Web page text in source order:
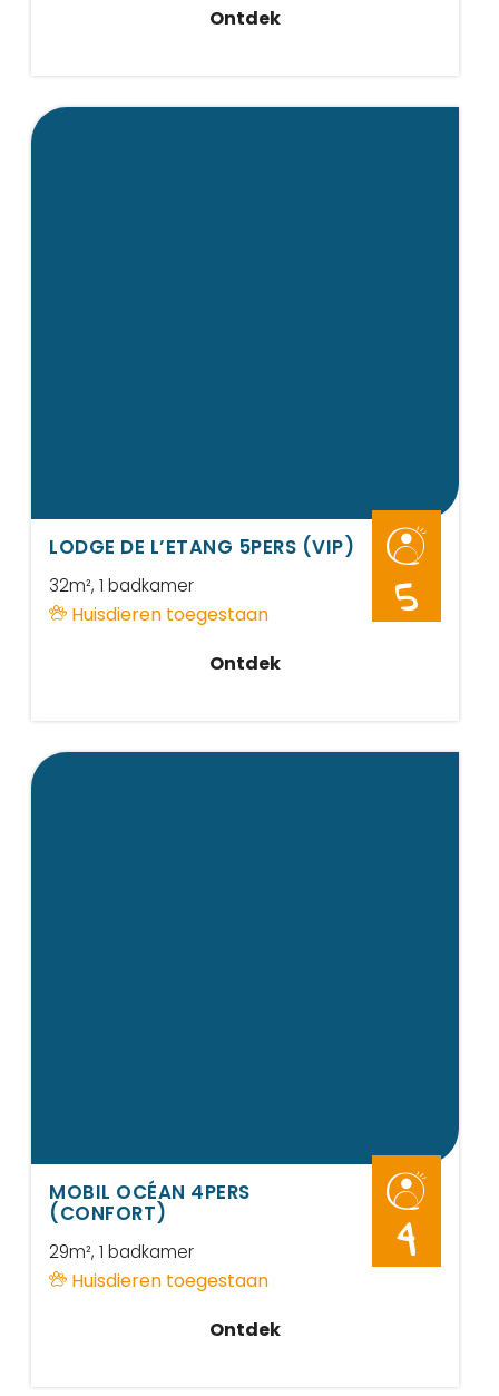
Ontdek
LODGE DE L’ETANG 5PERS (VIP)
32m², 1 badkamer
Huisdieren toegestaan 5
Ontdek
MOBIL OCÉAN 4PERS
(CONFORT)
29m², 1 badkamer
Huisdieren toegestaan
4
Ontdek